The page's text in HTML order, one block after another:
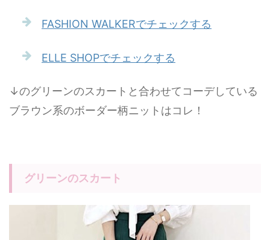
FASHION WALKERでチェックする
ELLE SHOPでチェックする
↓のグリーンのスカートと合わせてコーデしている
ブラウン系のボーダー柄ニットはコレ！
グリーンのスカート